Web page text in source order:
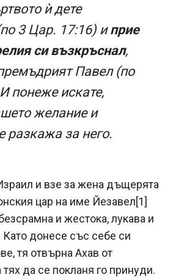
ѝ дете
3 Цар. 17:16) иприе
си възкръснал,
Павел (по
понеже искате,
желание и
разкажа за него.
и взе за жена дъщерята
цар на име Йезавел[1]
и жестока, лукава и
Като донесе със себе си
тя отвърна Ахав от
тях да се покланя го принуди.